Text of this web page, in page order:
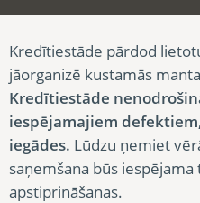
Kredītiestāde pārdod
jāorganizē kustamās
Kredītiestāde
iespējamajiem
iegādes. Lūdzu ņemiet
saņemšana būs
apstiprināšanas.